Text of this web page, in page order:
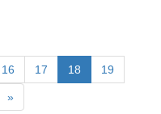
16 17 18 19
»